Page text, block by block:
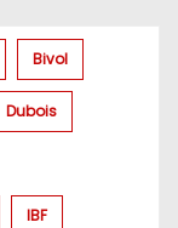
Bivol
Dubois
IBF